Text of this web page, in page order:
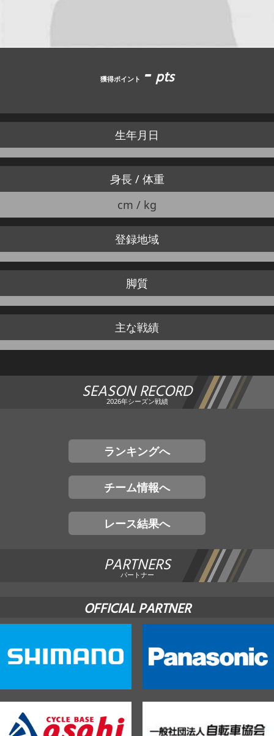
獲得ポイント -pts
生年月日
身長 / 体重
cm / kg
登録地域
脚質
主な戦績
SEASON RECORD
2026年シーズン戦績
ランキングへ
チーム情報へ
レース結果へ
PARTNERS
パートナー
OFFICIAL PARTNER